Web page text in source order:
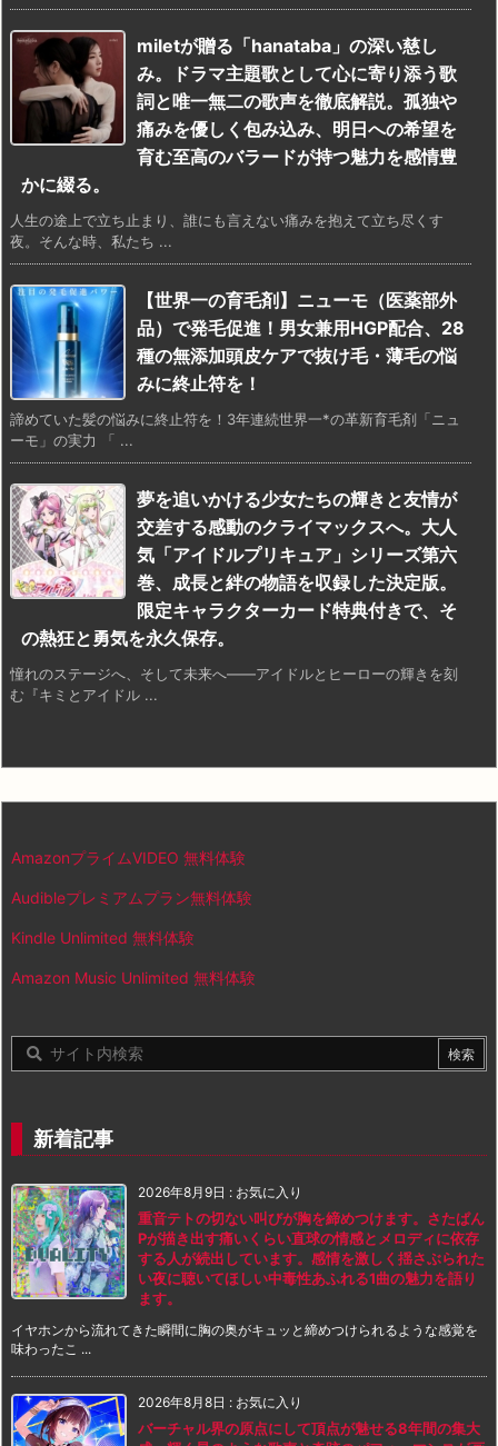
miletが贈る「hanataba」の深い慈し
み。ドラマ主題歌として心に寄り添う歌
詞と唯一無二の歌声を徹底解説。孤独や
痛みを優しく包み込み、明日への希望を
育む至高のバラードが持つ魅力を感情豊
かに綴る。
人生の途上で立ち止まり、誰にも言えない痛みを抱えて立ち尽くす
夜。そんな時、私たち ...
【世界一の育毛剤】ニューモ（医薬部外
品）で発毛促進！男女兼用HGP配合、28
種の無添加頭皮ケアで抜け毛・薄毛の悩
みに終止符を！
諦めていた髪の悩みに終止符を！3年連続世界一*の革新育毛剤「ニュ
ーモ」の実力 「 ...
夢を追いかける少女たちの輝きと友情が
交差する感動のクライマックスへ。大人
気「アイドルプリキュア」シリーズ第六
巻、成長と絆の物語を収録した決定版。
限定キャラクターカード特典付きで、そ
の熱狂と勇気を永久保存。
憧れのステージへ、そして未来へ――アイドルとヒーローの輝きを刻
む『キミとアイドル ...
AmazonプライムVIDEO 無料体験
Audibleプレミアムプラン無料体験
Kindle Unlimited 無料体験
Amazon Music Unlimited 無料体験
新着記事
2026年8月9日 : お気に入り
重音テトの切ない叫びが胸を締めつけます。さたぱん
Pが描き出す痛いくらい直球の情感とメロディに依存
する人が続出しています。感情を激しく揺さぶられた
い夜に聴いてほしい中毒性あふれる1曲の魅力を語り
ます。
イヤホンから流れてきた瞬間に胸の奥がキュッと締めつけられるような感覚を
味わったこ ...
2026年8月8日 : お気に入り
バーチャル界の原点にして頂点が魅せる8年間の集大